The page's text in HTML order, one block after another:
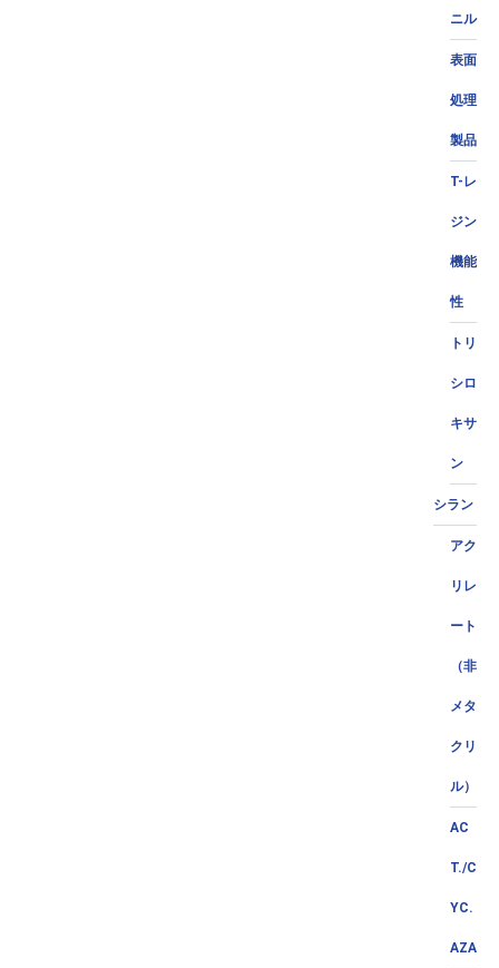
ニル
表面
処理
製品
T-レ
ジン
機能
性
トリ
シロ
キサ
ン
シラン
アク
リレ
ート
（非
メタ
クリ
ル）
AC
T./C
YC.
AZA